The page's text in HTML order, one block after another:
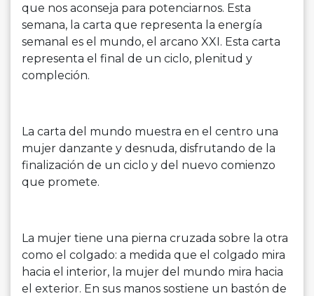
que nos aconseja para potenciarnos. Esta
semana, la carta que representa la energía
semanal es el mundo, el arcano XXI. Esta carta
representa el final de un ciclo, plenitud y
compleción.
La carta del mundo muestra en el centro una
mujer danzante y desnuda, disfrutando de la
finalización de un ciclo y del nuevo comienzo
que promete.
La mujer tiene una pierna cruzada sobre la otra
como el colgado: a medida que el colgado mira
hacia el interior, la mujer del mundo mira hacia
el exterior. En sus manos sostiene un bastón de